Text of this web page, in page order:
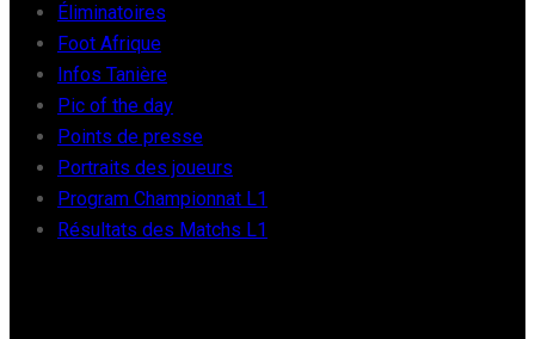
Éliminatoires
Foot Afrique
Infos Tanière
Pic of the day
Points de presse
Portraits des joueurs
Program Championnat L1
Résultats des Matchs L1